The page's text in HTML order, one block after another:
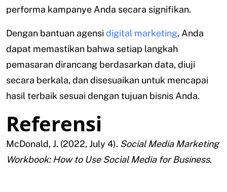
performa kampanye Anda secara signifikan.
Dengan bantuan agensi digital marketing, Anda
dapat memastikan bahwa setiap langkah
pemasaran dirancang berdasarkan data, diuji
secara berkala, dan disesuaikan untuk mencapai
hasil terbaik sesuai dengan tujuan bisnis Anda.
Referensi
McDonald, J. (2022, July 4). Social Media Marketing
Workbook: How to Use Social Media for Business.